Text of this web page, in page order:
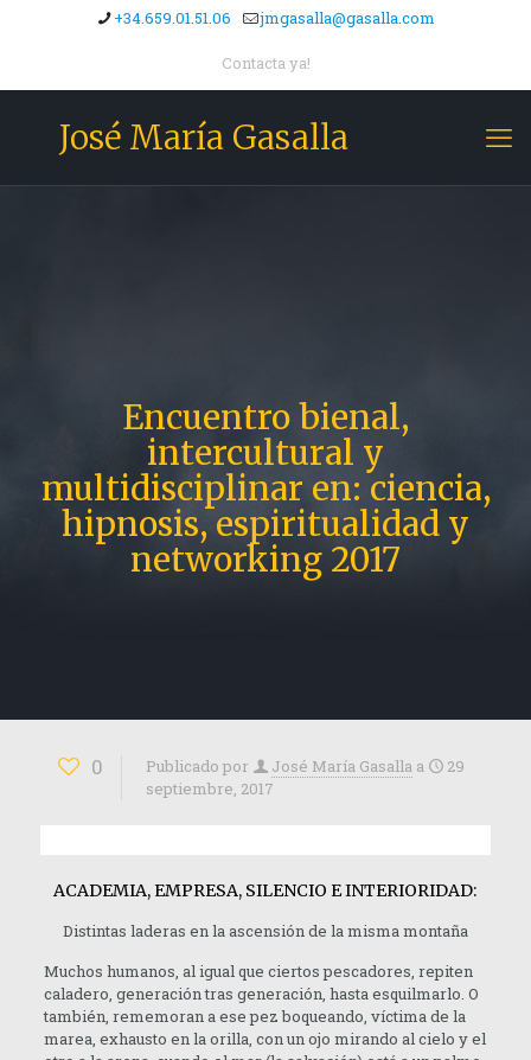
+34.659.01.51.06 jmgasalla@gasalla.com
Contacta ya!
José María Gasalla
Encuentro bienal,
intercultural y
multidisciplinar en: ciencia,
hipnosis, espiritualidad y
networking 2017
0 Publicado por José María Gasalla a
29
septiembre, 2017
ACADEMIA, EMPRESA, SILENCIO E INTERIORIDAD:
Distintas laderas en la ascensión de la misma montaña
Muchos humanos, al igual que ciertos pescadores, repiten
caladero, generación tras generación, hasta esquilmarlo. O
también, rememoran a ese pez boqueando, víctima de la
marea, exhausto en la orilla, con un ojo mirando al cielo y el